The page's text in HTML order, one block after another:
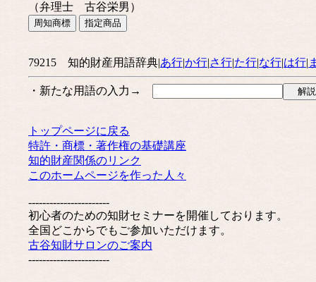
（弁理士 古谷栄男）
79215 知的財産用語辞典|あ行|か行|さ行|た行|な行|は行|
・新たな用語の入力→
トップページに戻る
特許・商標・著作権の基礎講座
知的財産関係のリンク
このホームページを作った人々
-----------------------
初心者のための知財セミナーを開催しております。
全国どこからでもご参加いただけます。
古谷知財サロンのご案内
-----------------------